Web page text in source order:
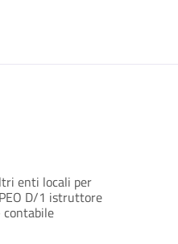
enti locali per
D/1 istruttore